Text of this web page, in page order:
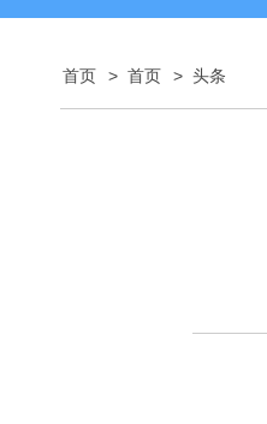
首页 > 首页 > 头条